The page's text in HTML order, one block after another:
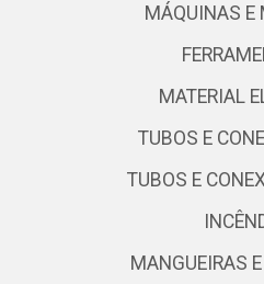
MÁQUINAS E
MATERIAL
TUBOS E
TUBOS E
MANGUEIRAS